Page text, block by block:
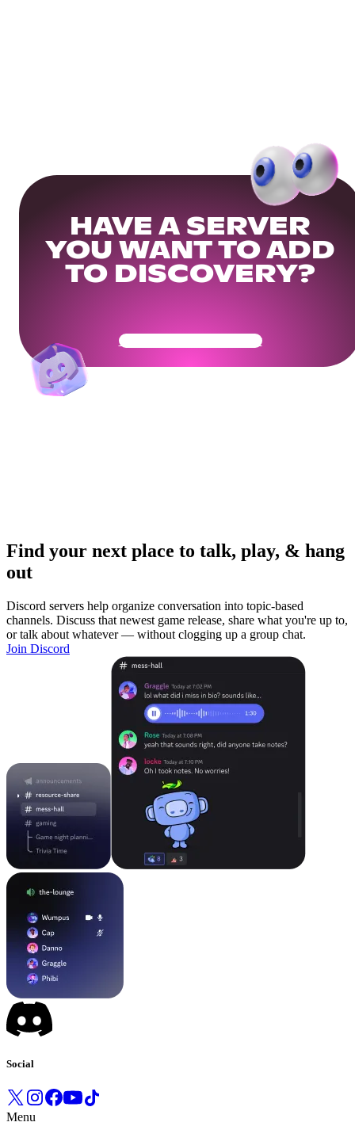
HAVE A SERVER
YOU WANT TO ADD
TO DISCOVERY?
Get Your Community Ready
Find your next place to talk, play, & hang
out
Discord servers help organize conversation into topic-based
channels. Discuss that newest game release, share what you're up to,
or talk about whatever — without clogging up a group chat.
Join Discord
Social
Menu